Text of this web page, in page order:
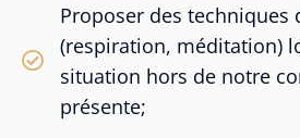
Proposer des techniques
(respiration, méditation)
situation hors de notre
présente;